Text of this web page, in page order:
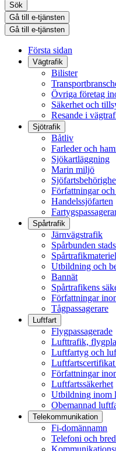
Sök
Gå till e-tjänsten
Gå till e-tjänsten
Första sidan
Vägtrafik
Bilister
Övriga företag
Säkerhet och
Resande i
Sjötrafik
Båtliv
Farleder och
Sjökartläggning
Marin miljö
Författningar
Handelssjöfarten
Spårtrafik
Järnvägstrafik
Spårbunden
Spårtrafikmateriel
Utbildning och
Bannät
Spårtrafikens
Författningar
Tågpassagerare
Luftfart
Flygpassagerade
Lufttrafik,
Luftfartyg och
Luftfartscertifikat
Författningar
Luftfartssäkerhet
Utbildning inom
Obemannad
Telekommunikation
Fi-domännamn
Telefoni och